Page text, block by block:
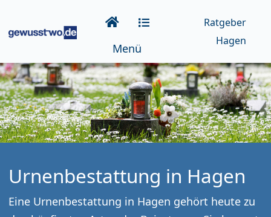
Menü
Ratgeber
Hagen
Urnenbestattung in Hagen
Eine Urnenbestattung in Hagen gehört heute zu